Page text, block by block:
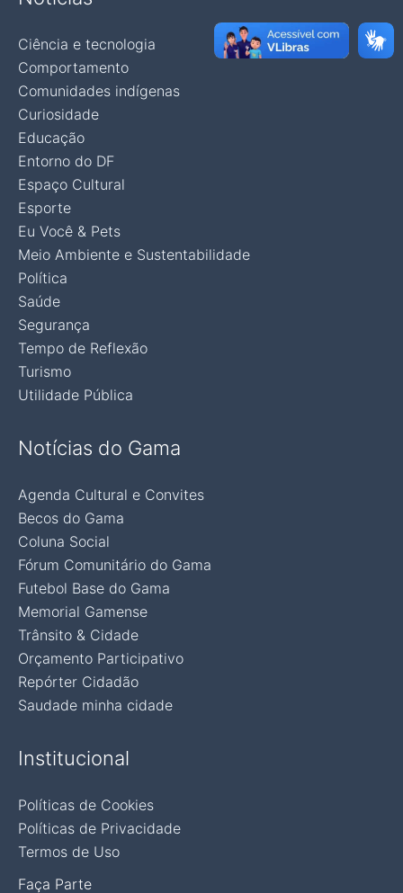
Ciência e tecnologia
Comportamento
Comunidades indígenas
Curiosidade
Educação
Entorno do DF
Espaço Cultural
Esporte
Eu Você & Pets
Meio Ambiente e Sustentabilidade
Política
Saúde
Segurança
Tempo de Reflexão
Turismo
Utilidade Pública
Notícias do Gama
Agenda Cultural e Convites
Becos do Gama
Coluna Social
Fórum Comunitário do Gama
Futebol Base do Gama
Memorial Gamense
Trânsito & Cidade
Orçamento Participativo
Repórter Cidadão
Saudade minha cidade
Institucional
Políticas de Cookies
Políticas de Privacidade
Termos de Uso
Faça Parte